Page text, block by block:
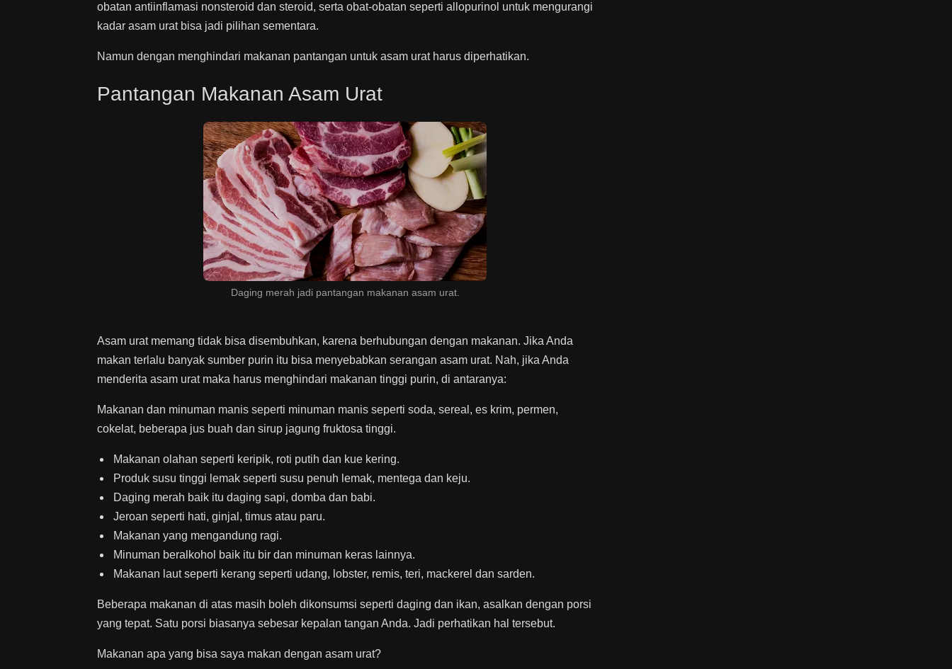
obatan antiinflamasi nonsteroid dan steroid, serta obat-obatan seperti allopurinol untuk mengurangi
kadar asam urat bisa jadi pilihan sementara.
Namun dengan menghindari makanan pantangan untuk asam urat harus diperhatikan.
Pantangan Makanan Asam Urat
Daging merah jadi pantangan makanan asam urat.
Asam urat memang tidak bisa disembuhkan, karena berhubungan dengan makanan. Jika Anda
makan terlalu banyak sumber purin itu bisa menyebabkan serangan asam urat. Nah, jika Anda
menderita asam urat maka harus menghindari makanan tinggi purin, di antaranya:
Makanan dan minuman manis seperti minuman manis seperti soda, sereal, es krim, permen,
cokelat, beberapa jus buah dan sirup jagung fruktosa tinggi.
Makanan olahan seperti keripik, roti putih dan kue kering.
Produk susu tinggi lemak seperti susu penuh lemak, mentega dan keju.
Daging merah baik itu daging sapi, domba dan babi.
Jeroan seperti hati, ginjal, timus atau paru.
Makanan yang mengandung ragi.
Minuman beralkohol baik itu bir dan minuman keras lainnya.
Makanan laut seperti kerang seperti udang, lobster, remis, teri, mackerel dan sarden.
Beberapa makanan di atas masih boleh dikonsumsi seperti daging dan ikan, asalkan dengan porsi
yang tepat. Satu porsi biasanya sebesar kepalan tangan Anda. Jadi perhatikan hal tersebut.
Makanan apa yang bisa saya makan dengan asam urat?